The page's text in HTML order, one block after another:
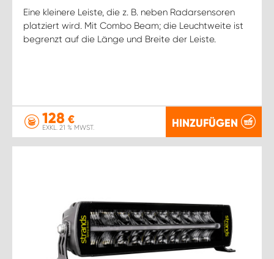
Eine kleinere Leiste, die z. B. neben Radarsensoren
platziert wird. Mit Combo Beam; die Leuchtweite ist
begrenzt auf die Länge und Breite der Leiste.
128 €
EXKL. 21 % MWST. HINZUFÜGEN